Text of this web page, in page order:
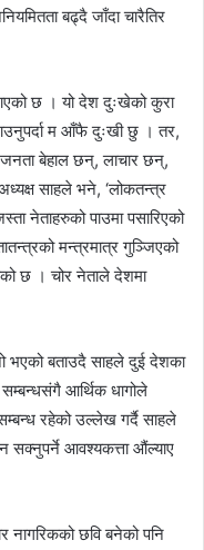
बढ्दै जाँदा चारैतिर
छ । यो देश दुःखेको कुरा
म आँफै दुःखी छु । तर,
बेहाल छन्, लाचार छन्,
साहले भने, ‘लोकतन्त्र
नेताहरुको पाउमा पसारिएको
मन्त्रमात्र गुञ्जिएको
छ । चोर नेताले देशमा
भएको बताउदै साहले दुई देशका
सम्बन्धसंगै आर्थिक धागोले
रहेको उल्लेख गर्दै साहले
सक्नुपर्ने आवश्यकत्ता औंल्याए
नागरिकको छवि बनेको पनि